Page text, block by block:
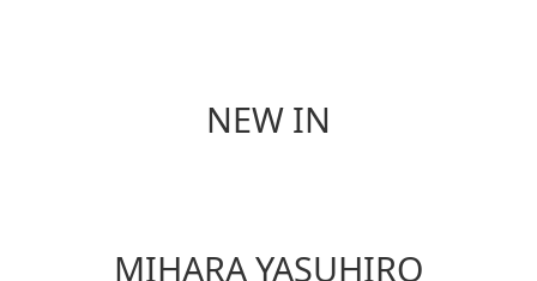
NEW IN
MIHARA YASUHIRO